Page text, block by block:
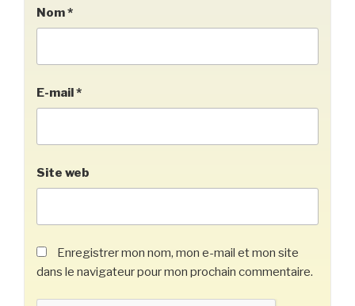
Nom*
E-mail*
Site web
Enregistrer mon nom, mon e-mail et mon site
dans le navigateur pour mon prochain commentaire.